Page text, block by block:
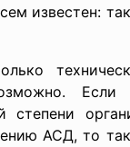
известен:
Если
степени
АСД, то